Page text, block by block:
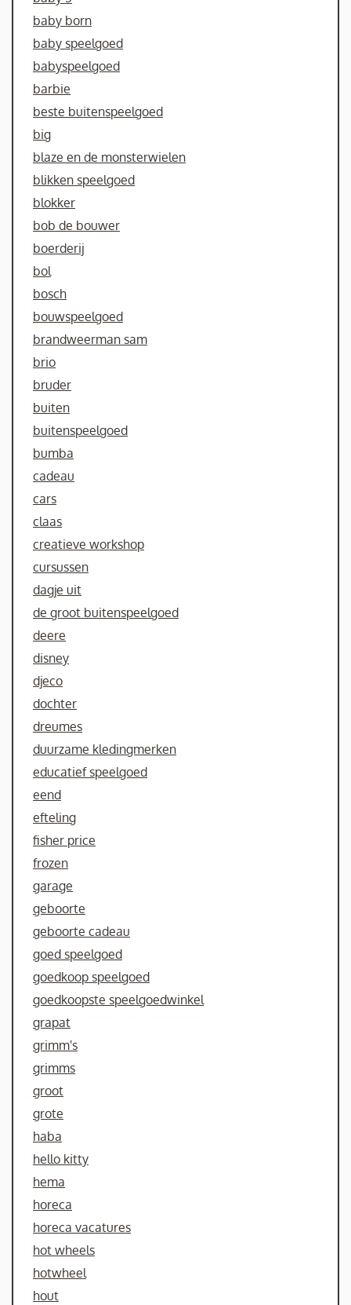
baby born
baby speelgoed
babyspeelgoed
barbie
beste buitenspeelgoed
big
blaze en de monsterwielen
blikken speelgoed
blokker
bob de bouwer
boerderij
bol
bosch
bouwspeelgoed
brandweerman sam
brio
bruder
buiten
buitenspeelgoed
bumba
cadeau
cars
claas
creatieve workshop
cursussen
dagje uit
de groot buitenspeelgoed
deere
disney
djeco
dochter
dreumes
duurzame kledingmerken
educatief speelgoed
eend
efteling
fisher price
frozen
garage
geboorte
geboorte cadeau
goed speelgoed
goedkoop speelgoed
goedkoopste speelgoedwinkel
grapat
grimm's
grimms
groot
grote
haba
hello kitty
hema
horeca
horeca vacatures
hot wheels
hotwheel
hout